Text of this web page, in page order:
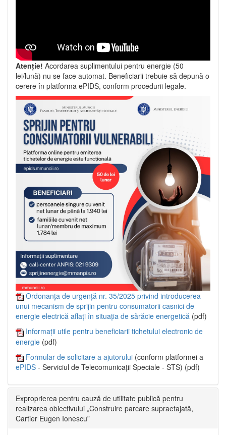
Atenție! Acordarea suplimentului pentru energie (50
lei/lună) nu se face automat. Beneficiarii trebuie să depună o
cerere în platforma ePIDS, conform procedurii legale.
Ordonanța de urgență nr. 35/2025 privind introducerea
unui mecanism de sprijin pentru consumatorii casnici de
energie electrică aflați în situația de sărăcie energetică (pdf)
Informații utile pentru beneficiarii tichetului electronic de
energie (pdf)
Formular de solicitare a ajutorului (conform platformei a
ePIDS - Serviciul de Telecomunicații Speciale - STS) (pdf)
Exproprierea pentru cauză de utilitate publică pentru
realizarea obiectivului „Construire parcare supraetajată,
Cartier Eugen Ionescu”